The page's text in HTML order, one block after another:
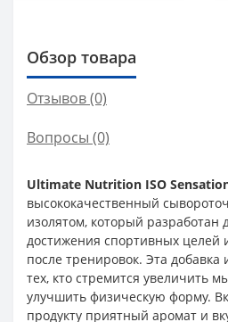
Обзор товара
Отзывов (0)
Вопросы (0)
Ultimate Nutrition ISO
высококачественный
изолятом, который разработан
достижения спортивных целей
после тренировок. Эта добавка
тех, кто стремится увеличить
улучшить физическую форму.
продукту приятный аромат и